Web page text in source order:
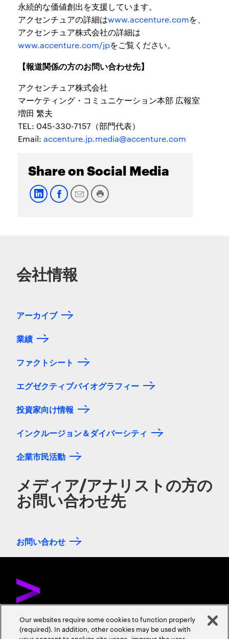
永続的な価値創出を支援しています。
アクセンチュアの詳細はwww.accenture.comを、
アクセンチュア株式会社の詳細は
www.accenture.com/jpをご覧ください。
【報道関係の方のお問い合わせ先】
アクセンチュア株式会社
マーケティング・コミュニケーション本部 広報室
増田 繁夫
TEL: 045-330-7157（部門代表）
Email: accenture.jp.media@accenture.com
Share on Social Media
会社情報
アーカイブ
業績
ファクトシート
エグゼクティブバイオグラフィー
投資家向け情報
インクルージョン＆ダイバーシティ
企業市民活動
メディア/アナリストの方の
お問い合わせ先
お問い合わせ
お問い合わせ採用情報会社情報
Our websites require some cookies to function properly
(required). In addition, other cookies may be used with